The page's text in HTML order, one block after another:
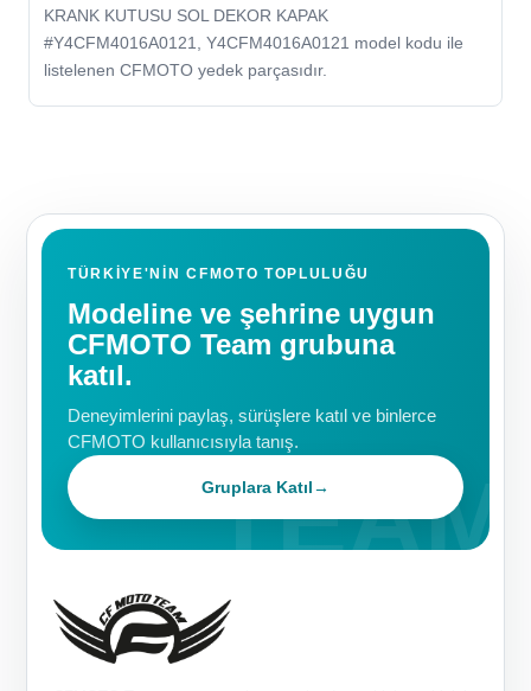
KRANK KUTUSU SOL DEKOR KAPAK
#Y4CFM4016A0121, Y4CFM4016A0121 model kodu ile
listelenen CFMOTO yedek parçasıdır.
TÜRKIYE'NIN CFMOTO TOPLULUĞU
Modeline ve şehrine uygun
CFMOTO Team grubuna
katıl.
Deneyimlerini paylaş, sürüşlere katıl ve binlerce
CFMOTO kullanıcısıyla tanış.
Gruplara Katıl→